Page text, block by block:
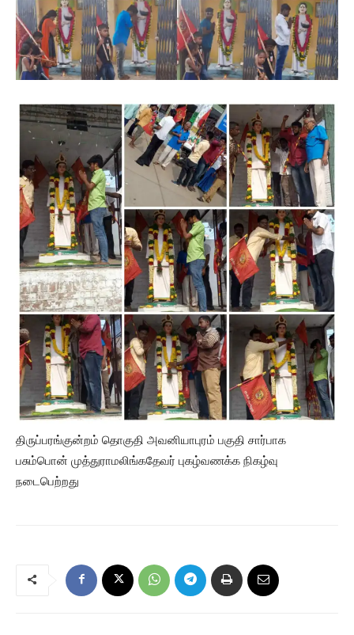
திருப்பரங்குன்றம் தொகுதி அவனியாபுரம் பகுதி சார்பாக
பசும்பொன் முத்துராமலிங்கதேவர் புகழ்வணக்க நிகழ்வு
நடைபெற்றது